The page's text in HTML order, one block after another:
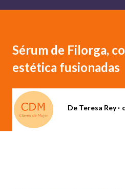
Sérum de Filorga,
estética fusionadas
De Teresa Rey